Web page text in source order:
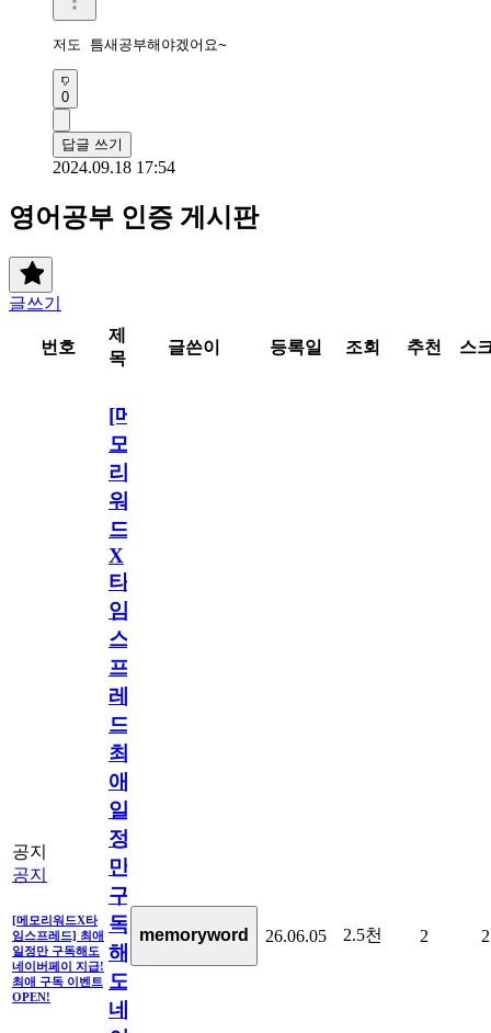
저도 틈새공부해야겠어요~
0
답글 쓰기
2024.09.18 17:54
영어공부 인증 게시판
글쓰기
번호
제
목
글쓴이 등록일 조회 추천 스
공지
공지
[메모리워드X타
임스프레드] 최애
일정만 구독해도
네이버페이 지급!
최애 구독 이벤트
OPEN!
[메
모
리
워
드
X
타
임
스
프
레
드]
최
애
일
정
만
구
독
해
도
네
memoryword 26.06.05 2.5천 2 2